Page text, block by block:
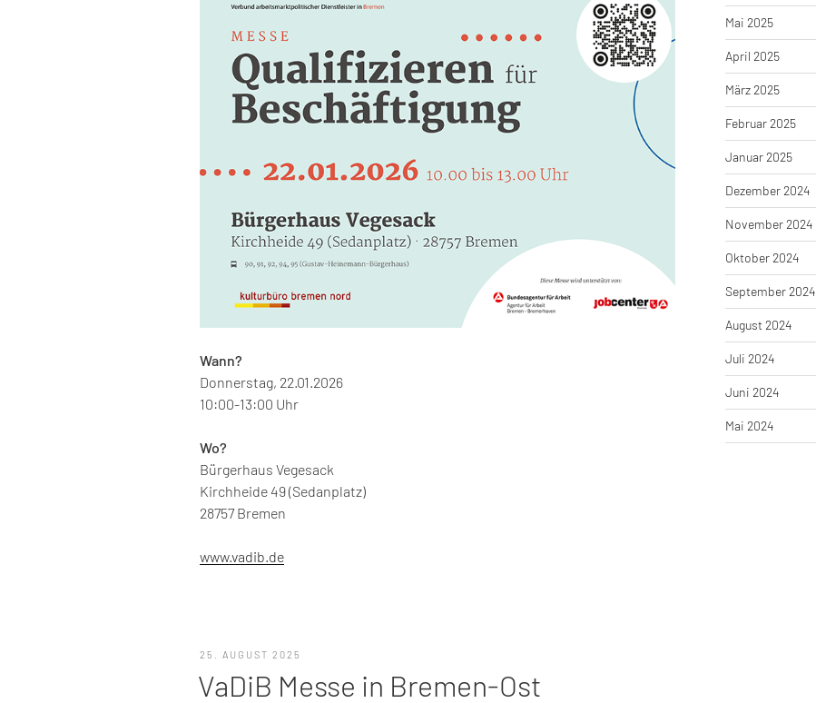
Wann?
Donnerstag, 22.01.2026
10:00-13:00 Uhr
Wo?
Bürgerhaus Vegesack
Kirchheide 49 (Sedanplatz)
28757 Bremen
www.vadib.de
VERÖFFENTLICHT
25. AUGUST 2025
VaDiB Messe in Bremen-Ost
Mai 2025
April 2025
März 2025
Februar 2025
Januar 2025
Dezember 2024
November 2024
Oktober 2024
September 2024
August 2024
Juli 2024
Juni 2024
Mai 2024